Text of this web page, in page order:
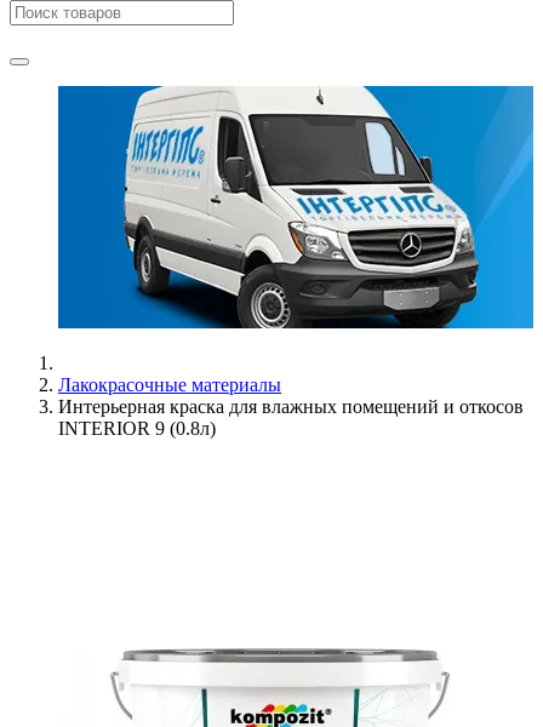
Лакокрасочные материалы
Интерьерная краска для влажных помещений и откосов
INTERIOR 9 (0.8л)